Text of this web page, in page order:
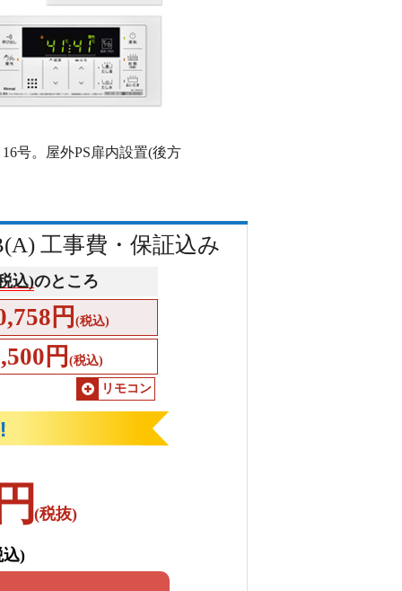
号。屋外PS扉内設置(後方
工事費・保証込み
込)のところ
円(税込)
円(税込)
リモコン
(税抜)
)